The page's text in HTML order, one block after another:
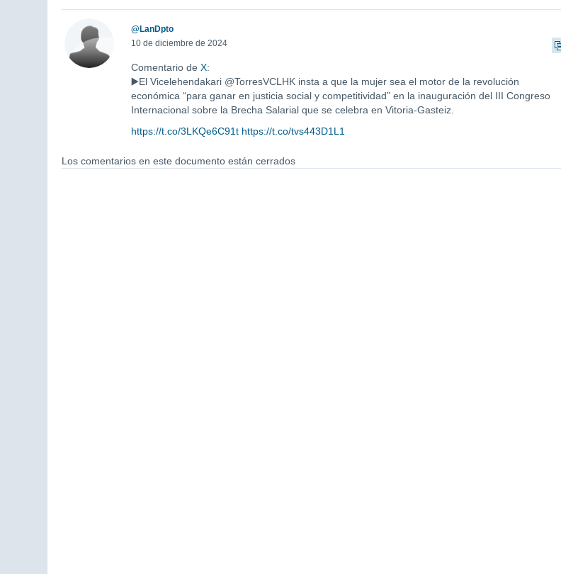
@LanDpto
10 de diciembre de 2024
Comentario deX:
▶️El Vicelehendakari @TorresVCLHK insta a que la mujer sea el motor de la revolución
económica “para ganar en justicia social y competitividad” en la inauguración del III Congreso
Internacional sobre la Brecha Salarial que se celebra en Vitoria-Gasteiz.
https://t.co/3LKQe6C91t https://t.co/tvs443D1L1
Los comentarios en este documento están cerrados